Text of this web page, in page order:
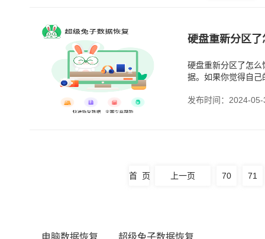
硬盘重新分区
硬盘重新分区了怎
据。如果你觉得自己
发布时间：2024-05-
首 页 上一页 70 71
电脑数据恢复 超级兔子数据恢复